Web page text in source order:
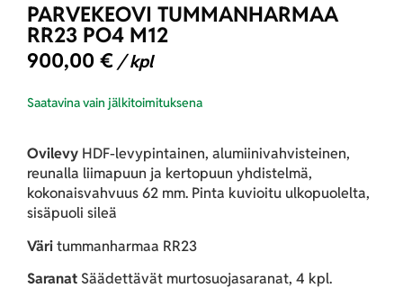
PARVEKEOVI TUMMANHARMAA
RR23 PO4 M12
900,00 € / kpl
Ovilevy HDF-levypintainen, alumiinivahvisteinen,
reunalla liimapuun ja kertopuun yhdistelmä,
kokonaisvahvuus 62 mm. Pinta kuvioitu ulkopuolelta,
sisäpuoli sileä
Väritummanharmaa RR23
Saranat Säädettävät murtosuojasaranat, 4 kpl.